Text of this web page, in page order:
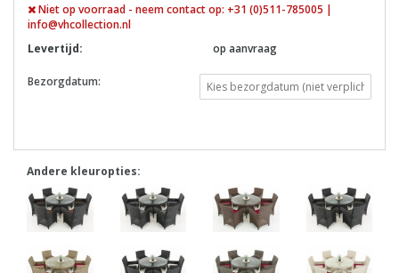
Niet op voorraad - neem contact op: +31 (0)511-785005 |
info@vhcollection.nl
Levertijd:
op aanvraag
Bezorgdatum:
Andere kleuropties: